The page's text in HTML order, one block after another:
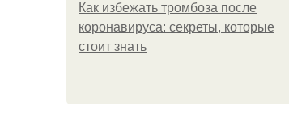
Как избежать тромбоза после
коронавируса: секреты, которые
стоит знать